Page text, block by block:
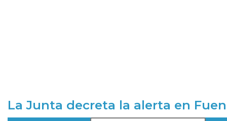
La Junta decreta la alerta en